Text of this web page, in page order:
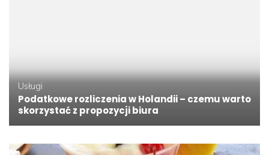
Usługi
Podatkowe rozliczenia w Holandii – czemu warto
skorzystać z propozycji biura